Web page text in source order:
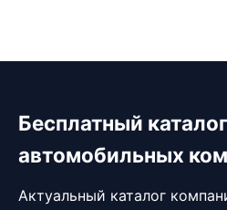
Бесплатный каталог
автомобильных
Актуальный каталог